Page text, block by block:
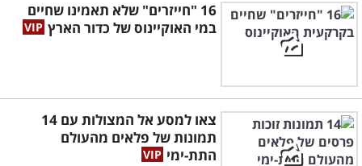
16 "חייזרים" שלא תאמינו שחיים
במי האוקיינוס של כדור הארץ
צאו למסע אל המצולות עם 14
תמונות של פלאים מהעולם
התת-ימי